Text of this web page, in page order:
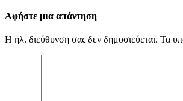
Αφήστε μια απάντηση
Η ηλ. διεύθυνση σας δεν δημοσιεύεται. Τα